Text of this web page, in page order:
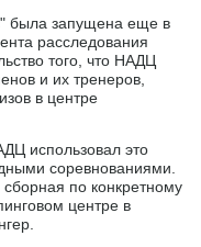
была запущена еще в
расследования
того, что НАДЦ
и их тренеров,
в центре
использовал это
соревнованиями.
по конкретному
центре в